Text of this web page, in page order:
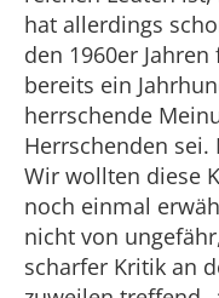
hat allerdings
den 1960er
bereits ein
herrschende
Herrschenden
Wir wollten diese
noch einmal
nicht von
scharfer Kritik an